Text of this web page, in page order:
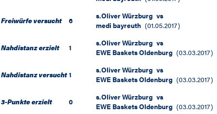
Freiwürfe versucht 6 s.Oliver Würzburg vs
medi bayreuth (01.05.2017)
Nahdistanz erzielt 1 s.Oliver Würzburg vs
EWE Baskets Oldenburg (03.03.2017)
Nahdistanz versucht 1 s.Oliver Würzburg vs
EWE Baskets Oldenburg (03.03.2017)
3-Punkte erzielt 0 s.Oliver Würzburg vs
EWE Baskets Oldenburg (03.03.2017)